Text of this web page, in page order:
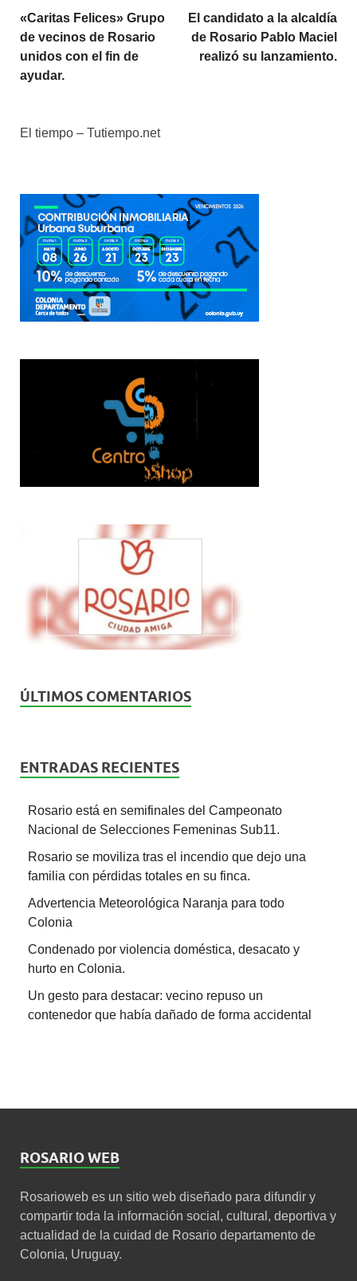
«Caritas Felices» Grupo
de vecinos de Rosario
unidos con el fin de
ayudar.
El candidato a la alcaldía
de Rosario Pablo Maciel
realizó su lanzamiento.
El tiempo – Tutiempo.net
ÚLTIMOS COMENTARIOS
ENTRADAS RECIENTES
Rosario está en semifinales del Campeonato
Nacional de Selecciones Femeninas Sub11.
Rosario se moviliza tras el incendio que dejo una
familia con pérdidas totales en su finca.
Advertencia Meteorológica Naranja para todo
Colonia
Condenado por violencia doméstica, desacato y
hurto en Colonia.
Un gesto para destacar: vecino repuso un
contenedor que había dañado de forma accidental
ROSARIO WEB
Rosarioweb es un sitio web diseñado para difundir y
compartir toda la información social, cultural, deportiva y
actualidad de la cuidad de Rosario departamento de
Colonia, Uruguay.